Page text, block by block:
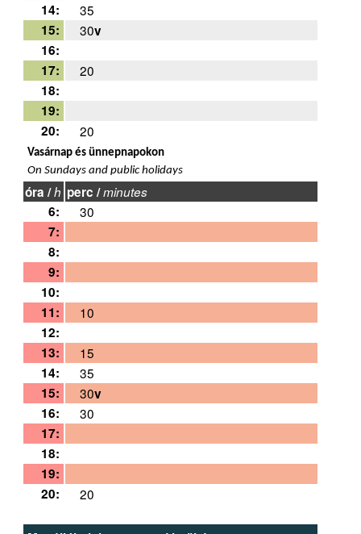
14:
35
15:
30v
16:
17:
20
18:
19:
20:
20
Vasárnap és ünnepnapokon
On Sundays and public holidays
óra /h perc /minutes
6:
30
7:
8:
9:
10:
11:
10
12:
13:
15
14:
35
15:
30v
16:
30
17:
18:
19:
20:
20